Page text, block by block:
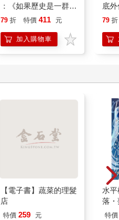
：《如果歷史是一群
喵》作者最新力作，附
79 折 特價 411 元
加入購物車
底
79 折
【電子書】蔬菜的理髮
店
特價 259 元
水
落
特價